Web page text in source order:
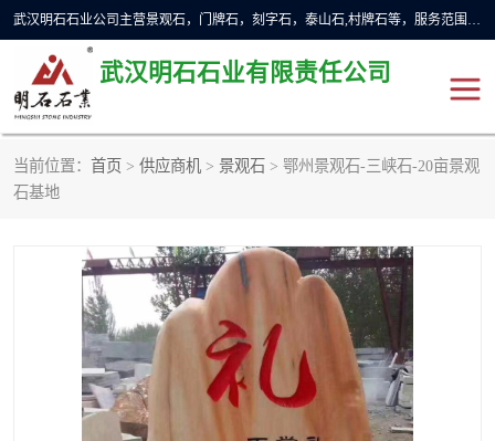
武汉明石石业公司主营景观石，门牌石，刻字石，泰山石,村牌石等，服务范围主要有：武汉，咸宁等地区。公司秉承敬业奉献、锐意创新的企业精神，从无到有，从小到大，以一种产业报国的创业精神，竭诚为客户提供服务，为社会设计财富。
武汉明石石业有限责任公司
当前位置： 首页 > 供应商机 > 景观石 > 鄂州景观石-三峡石-20亩景观
石基地
景观石
奠基石
黄蜡石 大型石雕
人物雕塑 异型石材
石雕狮子 刻字石